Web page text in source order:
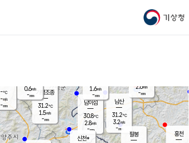
기상청
남이섬
30.8℃
2.8m/s
-mm
남산
31.2℃
3.2m/s
-mm
팔봉
1.6m/s
-mm
가평조종
31.2℃
1.5m/s
-mm
-℃
-m/s
-mm
신천*
0.6m/s
-mm
홍천
2.6m/s
-mm